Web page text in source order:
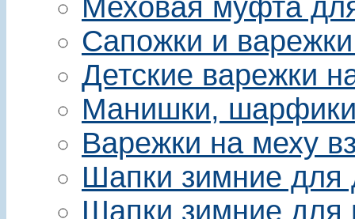
Меховая муфта
Сапожки и
Детские варежки
Манишки,
Варежки на меху
Шапки зимние для
Шапки зимние для